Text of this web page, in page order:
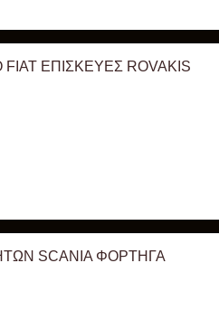
ΕΠΙΣΚΕΥΕΣ ROVAKIS
SCANIA ΦΟΡΤΗΓΑ